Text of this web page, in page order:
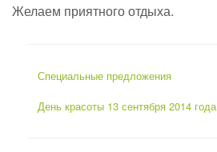
Желаем приятного отдыха.
Специальные предложения
День красоты 13 сентября 2014 года